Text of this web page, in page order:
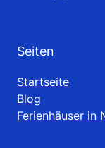
Seiten
Startseite
Blog
Ferienhäuser in